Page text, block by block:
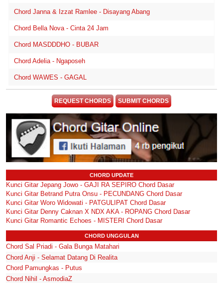
Chord Janna & Izzat Ramlee - Disayang Abang
Chord Bella Nova - Cinta 24 Jam
Chord MASDDDHO - BUBAR
Chord Adelia - Ngaposeh
Chord WAWES - GAGAL
REQUEST CHORDS SUBMIT CHORDS
CHORD UPDATE
Kunci Gitar Jepang Jowo - GAJI RA SEPIRO Chord Dasar
Kunci Gitar Betrand Putra Onsu - PECUNDANG Chord Dasar
Kunci Gitar Woro Widowati - PATGULIPAT Chord Dasar
Kunci Gitar Denny Caknan X NDX AKA - ROPANG Chord Dasar
Kunci Gitar Romantic Echoes - MISTERI Chord Dasar
CHORD UNGGULAN
Chord Sal Priadi - Gala Bunga Matahari
Chord Anji - Selamat Datang Di Realita
Chord Pamungkas - Putus
Chord Nihil - AsmodiaZ